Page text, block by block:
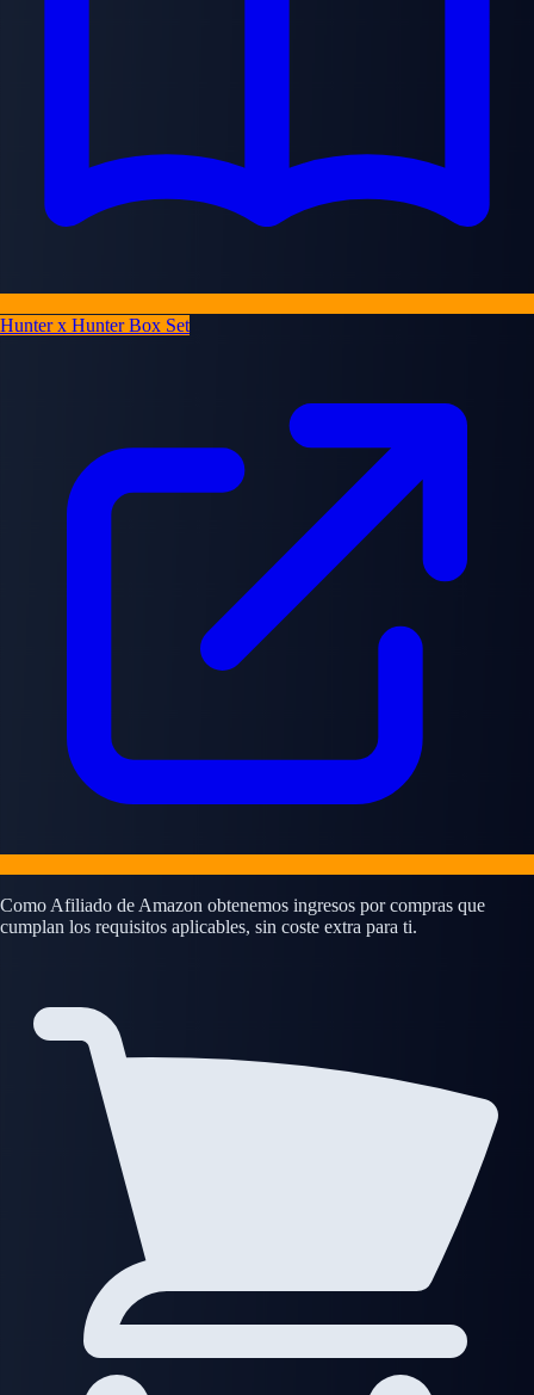
Hunter x Hunter Box Set
Como Afiliado de Amazon obtenemos ingresos por compras que
cumplan los requisitos aplicables, sin coste extra para ti.